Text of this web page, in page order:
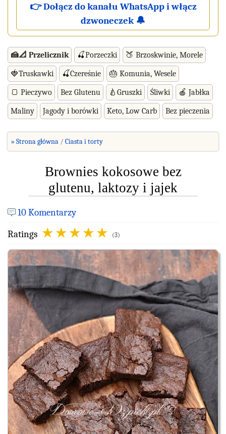
👉 Dołącz do kanału WhatsApp i włącz
dzwoneczek 🔔
🍰📐 Przelicznik 🍒Porzeczki 🍑 Brzoskwinie, Morele
🍓Truskawki 🍒Czereśnie 🎂 Komunia, Wesele
🍞 Pieczywo Bez Glutenu 🍐Gruszki Śliwki 🍎 Jabłka
Maliny Jagody i borówki Keto, Low Carb Bez pieczenia
» Strona główna Ciasta i torty
Brownies kokosowe bez
glutenu, laktozy i jajek
10 Komentarzy
Ratings
(3)